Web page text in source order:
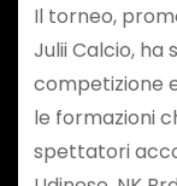
​Il torneo,
Julii Calcio, ha
competizione
le formazioni
spettatori